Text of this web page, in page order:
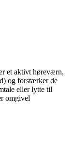
et aktivt høreværn,
og forstærker de
eller lytte til
omgivel